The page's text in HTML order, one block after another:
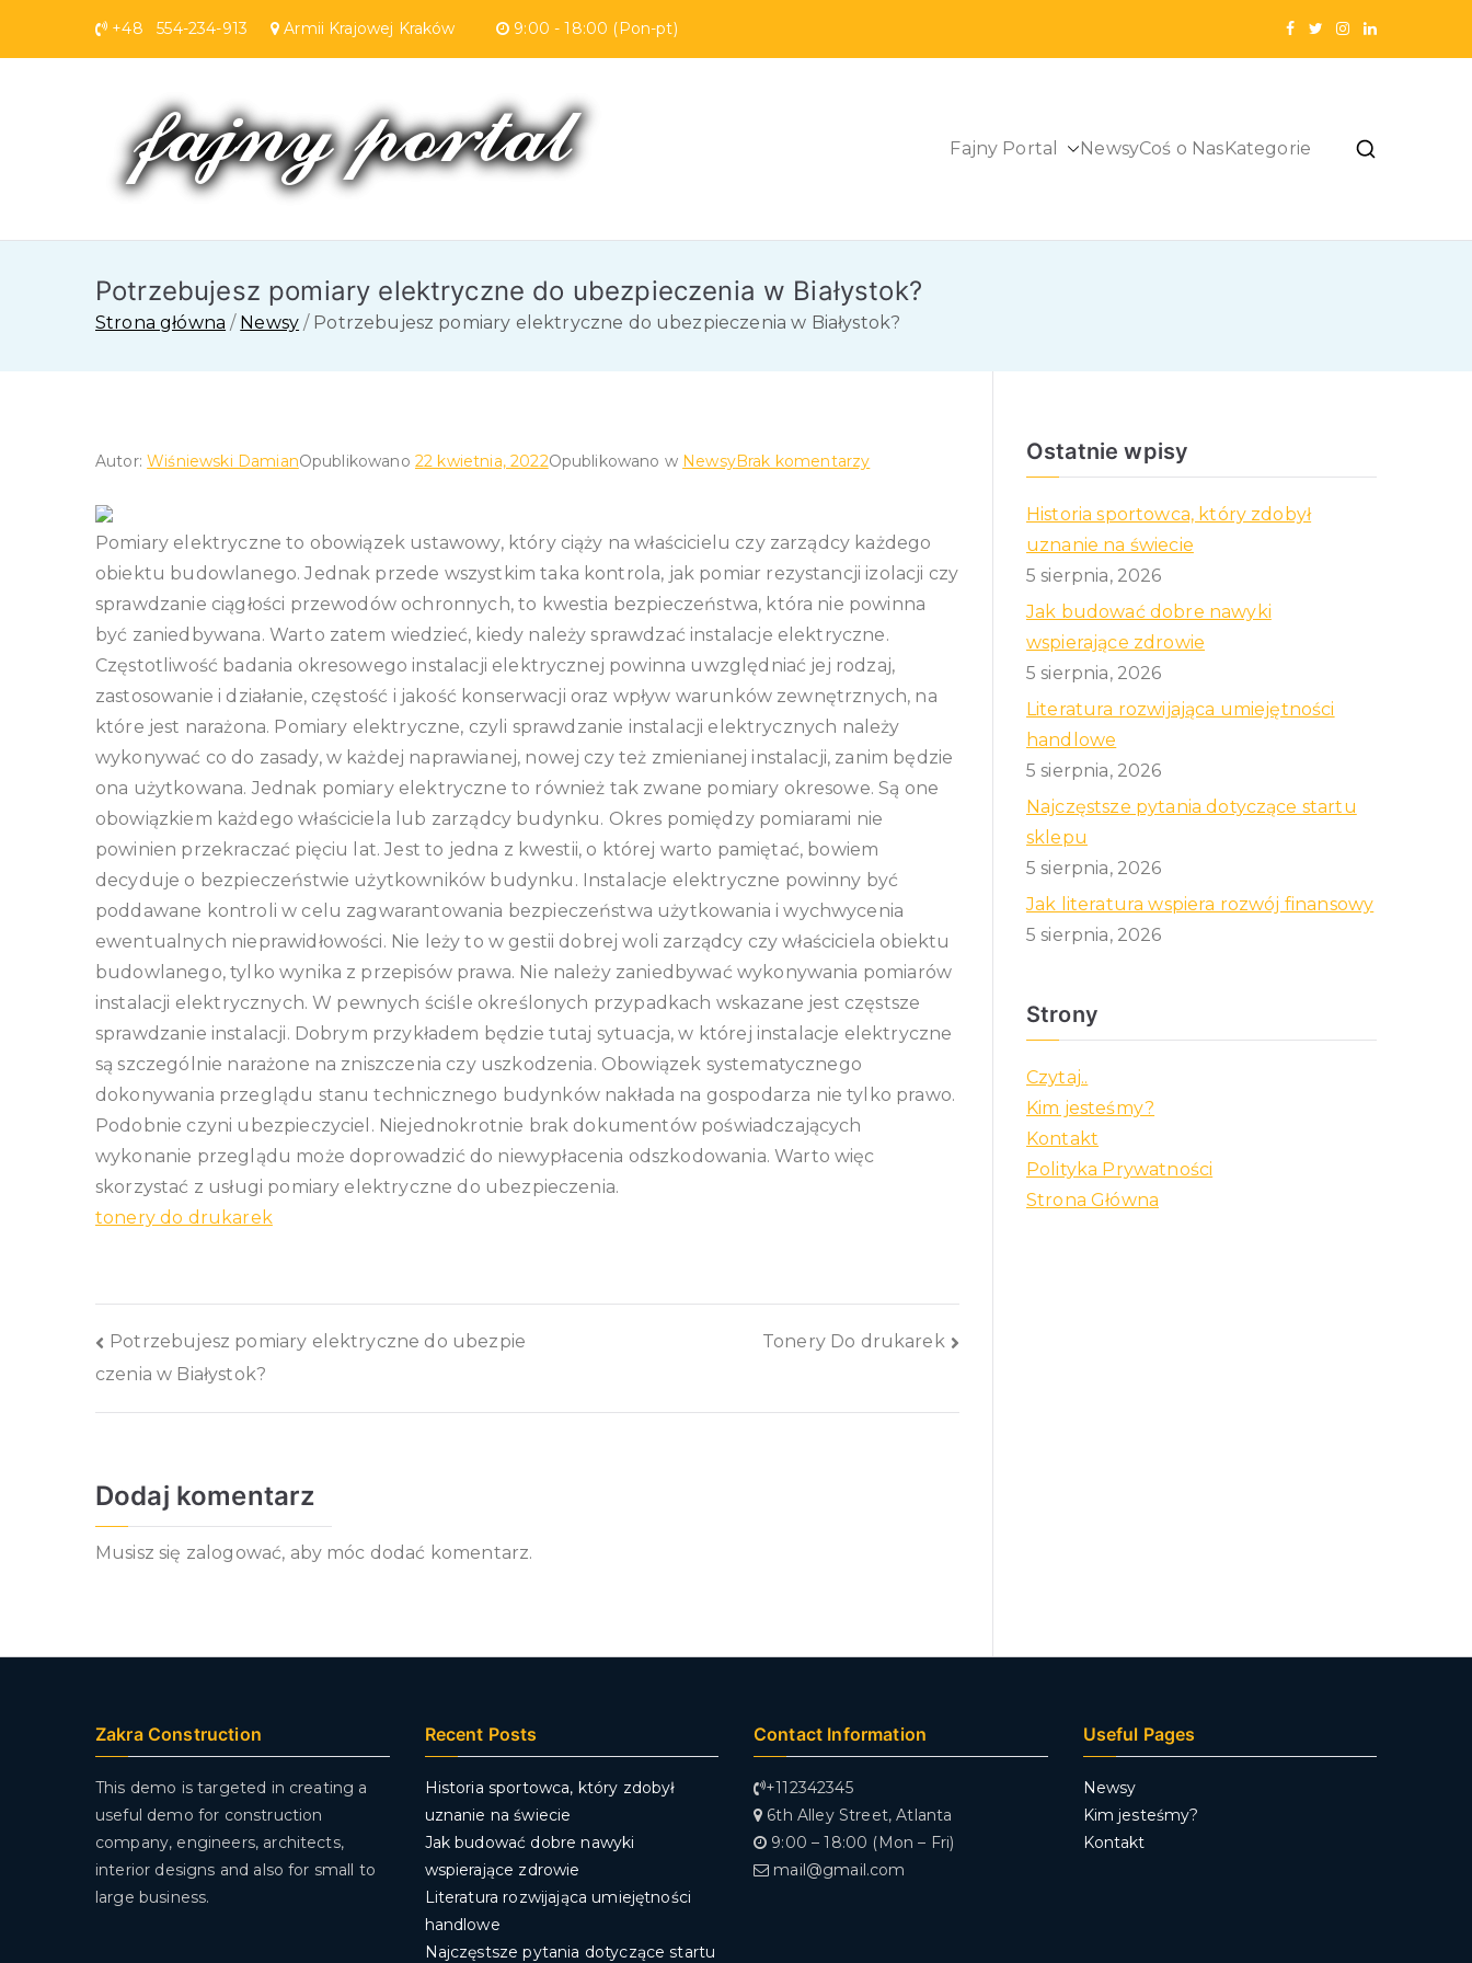
+48 554-234-913 Armii Krajowej Kraków 9:00 - 18:00 (Pon-pt)
Fajny Portal NewsyCoś o NasKategorie
Potrzebujesz pomiary elektryczne do ubezpieczenia w Białystok?
Strona główna Newsy Potrzebujesz pomiary elektryczne do ubezpieczenia w Białystok?
Autor:Wiśniewski DamianOpublikowano 22 kwietnia, 2022Opublikowano w NewsyBrak komentarzydo
elektryczne
do
ubezpieczenia
Pomiary elektryczne to obowiązek ustawowy, który ciąży na właścicielu czy zarządcy każdego
obiektu budowlanego. Jednak przede wszystkim taka kontrola, jak pomiar rezystancji izolacji czy
sprawdzanie ciągłości przewodów ochronnych, to kwestia bezpieczeństwa, która nie powinna
być zaniedbywana. Warto zatem wiedzieć, kiedy należy sprawdzać instalacje elektryczne.
Częstotliwość badania okresowego instalacji elektrycznej powinna uwzględniać jej rodzaj,
zastosowanie i działanie, częstość i jakość konserwacji oraz wpływ warunków zewnętrznych, na
które jest narażona. Pomiary elektryczne, czyli sprawdzanie instalacji elektrycznych należy
wykonywać co do zasady, w każdej naprawianej, nowej czy też zmienianej instalacji, zanim będzie
ona użytkowana. Jednak pomiary elektryczne to również tak zwane pomiary okresowe. Są one
obowiązkiem każdego właściciela lub zarządcy budynku. Okres pomiędzy pomiarami nie
powinien przekraczać pięciu lat. Jest to jedna z kwestii, o której warto pamiętać, bowiem
decyduje o bezpieczeństwie użytkowników budynku. Instalacje elektryczne powinny być
poddawane kontroli w celu zagwarantowania bezpieczeństwa użytkowania i wychwycenia
ewentualnych nieprawidłowości. Nie leży to w gestii dobrej woli zarządcy czy właściciela obiektu
budowlanego, tylko wynika z przepisów prawa. Nie należy zaniedbywać wykonywania pomiarów
instalacji elektrycznych. W pewnych ściśle określonych przypadkach wskazane jest częstsze
sprawdzanie instalacji. Dobrym przykładem będzie tutaj sytuacja, w której instalacje elektryczne
są szczególnie narażone na zniszczenia czy uszkodzenia. Obowiązek systematycznego
dokonywania przeglądu stanu technicznego budynków nakłada na gospodarza nie tylko prawo.
Podobnie czyni ubezpieczyciel. Niejednokrotnie brak dokumentów poświadczających
wykonanie przeglądu może doprowadzić do niewypłacenia odszkodowania. Warto więc
skorzystać z usługi pomiary elektryczne do ubezpieczenia.
tonery do drukarek
Nawigacja
wpisu
Potrzebujesz pomiary elektryczne do ubezpie
czenia w Białystok?
Tonery Do drukarek
Dodaj komentarz
Musisz się zalogować, aby móc dodać komentarz.
Ostatnie wpisy
Historia sportowca, który zdobył
uznanie na świecie
5 sierpnia, 2026
Jak budować dobre nawyki
wspierające zdrowie
5 sierpnia, 2026
Literatura rozwijająca umiejętności
handlowe
5 sierpnia, 2026
Najczęstsze pytania dotyczące startu
sklepu
5 sierpnia, 2026
Jak literatura wspiera rozwój finansowy
5 sierpnia, 2026
Strony
Czytaj..
Kim jesteśmy?
Kontakt
Polityka Prywatności
Strona Główna
Zakra Construction
This demo is targeted in creating a
useful demo for construction
company, engineers, architects,
interior designs and also for small to
large business.
Recent Posts
Historia sportowca, który zdobył
uznanie na świecie
Jak budować dobre nawyki
wspierające zdrowie
Literatura rozwijająca umiejętności
handlowe
Najczęstsze pytania dotyczące startu
Contact Information
+112342345
6th Alley Street, Atlanta
9:00 – 18:00 (Mon – Fri)
mail@gmail.com
Useful Pages
Newsy
Kim jesteśmy?
Kontakt